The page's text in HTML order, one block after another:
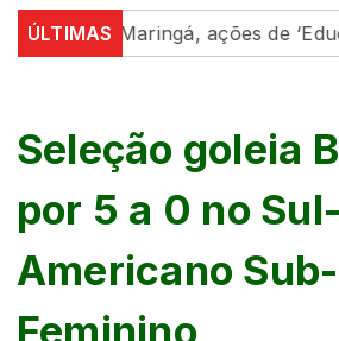
ÚLTIMAS
Em Maringá, ações de
Seleção goleia
por 5 a 0 no Sul-
Americano
Feminino